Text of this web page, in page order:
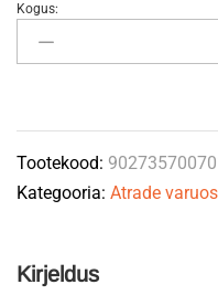
Tera
vasak
XL
94603
FRANK
Kogus:
Tootekood:
Kategooria: Atrade
Kirjeldus